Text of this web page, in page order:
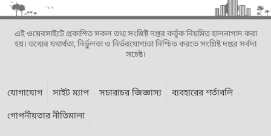
এই ওয়েবসাইটে প্রকাশিত সকল তথ্য সংশ্লিষ্ট দপ্তর কর্তৃক নিয়মিত হালনাগাদ করা
হয়। তথ্যের যথার্থতা, নির্ভুলতা ও নির্ভরযোগ্যতা নিশ্চিত করতে সংশ্লিষ্ট দপ্তর সর্বদা
সচেষ্ট।
যোগাযোগ সাইট ম্যাপ সচারাচর জিজ্ঞাস্য
ব্যবহারের শর্তাবলি
গোপনীয়তার নীতিমালা